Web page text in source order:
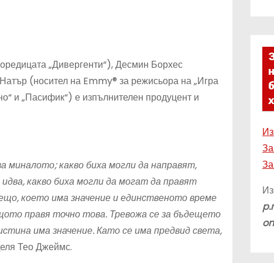
„Дивергенти“), Десмин Борхес
(носител на Emmy® за режисьора на „Игра
и „Пасифик“) е изпълнителен продуцент и
миналото; какво биха могли да направят,
какво биха могли да могат да правят
което има значение и единственото време
правя точно това. Тревожа се за бъдещето
има значение. Като се има предвид света,
Тео Джеймс.